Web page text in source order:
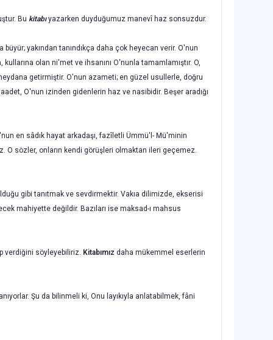
Bu kitabıyazarken duyduğumuz manevî haz sonsuzdur.
yakından tanındıkça daha çok heyecan verir. O'nun
olan ni'met ve ihsanını O'nunla tamamlamıştır. O,
getirmiş­tir. O'nun azameti; en güzel usullerle, doğru
O'nun izinden gi­denlerin haz ve nasibidir. Beşer aradığı
en sâdık hayat arkadaşı, fazîletli Ümmü'l- Mü'minin
O söz­ler, onların kendi görüşleri olmaktan ileri geçemez.
gibi tanıtmak ve sevdirmektir. Vakıa dilimizde, ekserisi
mahiyette değildir. Bazıları ise maksad-ı mahsus
verdiğini söyleyebiliriz. Kitabımız daha mükemmel eserlerin
Şu da bilinmeli ki, Onu layıkıyla anlatabilmek, fâni